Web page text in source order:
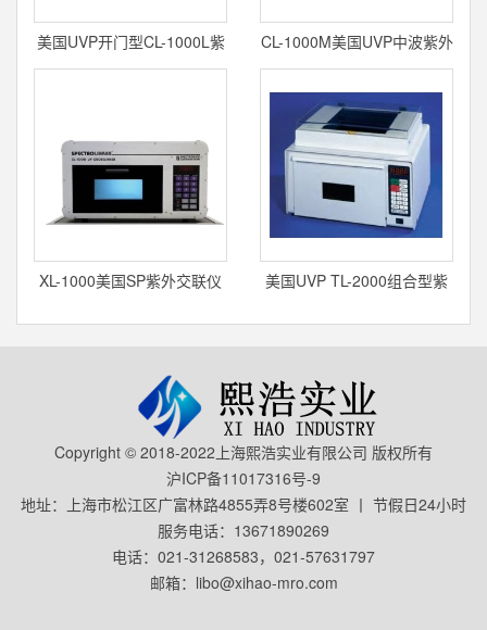
美国UVP开门型CL-1000L紫
外交联仪
CL-1000M美国UVP中波紫外
交联仪
XL-1000美国SP紫外交联仪
美国UVP TL-2000组合型紫
Copyright © 2018-2022上海熙浩实业有限公司 版权所有
沪ICP备11017316号-9
地址：上海市松江区广富林路4855弄8号楼602室 丨 节假日24小时
服务电话：13671890269
电话：021-31268583，021-57631797
邮箱：libo@xihao-mro.com